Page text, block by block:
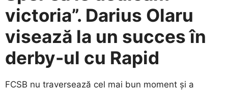
victoria”. Darius Olaru
visează la un succes în
derby-ul cu Rapid
FCSB nu traversează cel mai bun moment și a